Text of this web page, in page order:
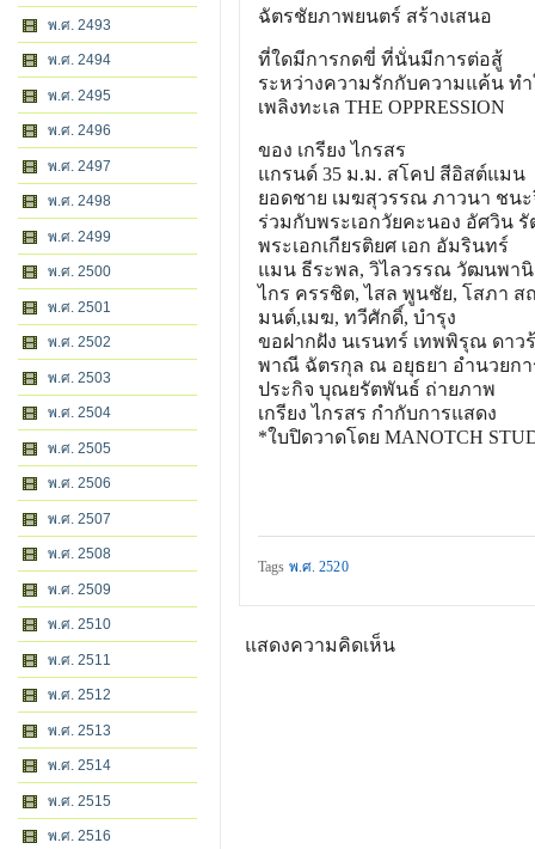
พ.ศ. 2493
พ.ศ. 2494
พ.ศ. 2495
พ.ศ. 2496
พ.ศ. 2497
พ.ศ. 2498
พ.ศ. 2499
พ.ศ. 2500
พ.ศ. 2501
พ.ศ. 2502
พ.ศ. 2503
พ.ศ. 2504
พ.ศ. 2505
พ.ศ. 2506
พ.ศ. 2507
พ.ศ. 2508
พ.ศ. 2509
พ.ศ. 2510
พ.ศ. 2511
พ.ศ. 2512
พ.ศ. 2513
พ.ศ. 2514
พ.ศ. 2515
พ.ศ. 2516
ฉัตรชัยภาพยนตร์ สร้างเสนอ
ที่ใดมีการกดขี่ ที่นั่นมีการต่อสู้
ระหว่างความรักกับความแค้น ทำ
เพลิงทะเล THE OPPRESSION
ของ เกรียง ไกรสร
แกรนด์ 35 ม.ม. สโคป สีอิสต์แมน
ยอดชาย เมฆสุวรรณ ภาวนา ชน
ร่วมกับพระเอกวัยคะนอง อัศวิน
พระเอกเกียรติยศ เอก อัมรินทร์
แมน ธีระพล, วิไลวรรณ วัฒนพา
ไกร ครรชิต, ไสล พูนชัย, โสภา ส
มนต์,เมฆ, ทวีศักดิ์, บำรุง
ขอฝากฝัง นเรนทร์ เทพพิรุณ ดาว
พาณี ฉัตรกุล ณ อยุธยา อำนวยกา
ประกิจ บุณยรัตพันธ์ ถ่ายภาพ
เกรียง ไกรสร กำกับการแสดง
*ใบปิดวาดโดย MANOTCH
Tags พ.ศ. 2520
แสดงความคิดเห็น